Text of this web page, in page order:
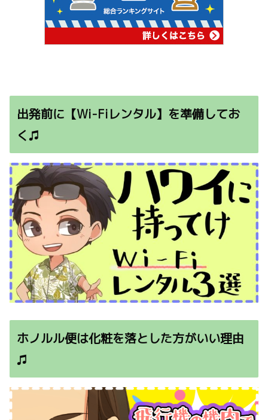
出発前に【Wi-Fiレンタル】を準備してお
く♫
ホノルル便は化粧を落とした方がいい理由
♫